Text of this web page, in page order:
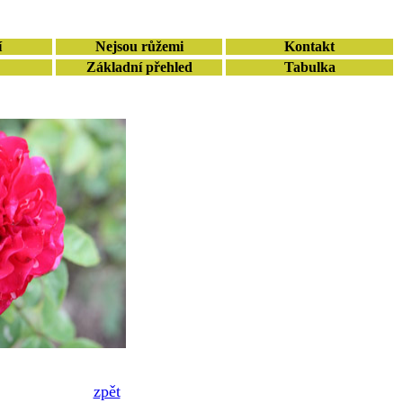
Nejsou růžemi
Kontakt
Základní přehled
Tabulka
zpět